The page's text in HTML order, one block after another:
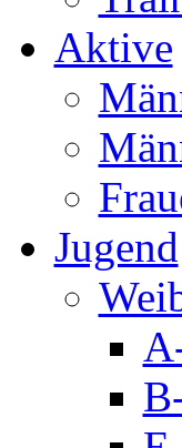
Aktive
Jugend